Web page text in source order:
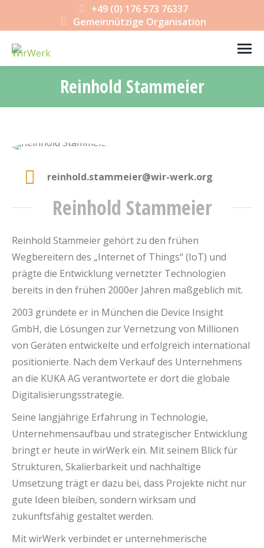
+49 (0) 176 573 76337
Gemeinnützige Organisation
Reinhold Stammeier
Sie befinden sich hier:
reinhold.stammeier@wir-werk.org
Reinhold Stammeier
Reinhold Stammeier gehört zu den frühen
Wegbereitern des „Internet of Things“ (IoT) und
prägte die Entwicklung vernetzter Technologien
bereits in den frühen 2000er Jahren maßgeblich mit.
2003 gründete er in München die Device Insight
GmbH, die Lösungen zur Vernetzung von Millionen
von Geräten entwickelte und erfolgreich international
positionierte. Nach dem Verkauf des Unternehmens
an die KUKA AG verantwortete er dort die globale
Digitalisierungsstrategie.
Seine langjährige Erfahrung in Technologie,
Unternehmensaufbau und strategischer Entwicklung
bringt er heute in wirWerk ein. Mit seinem Blick für
Strukturen, Skalierbarkeit und nachhaltige
Umsetzung trägt er dazu bei, dass Projekte nicht nur
gute Ideen bleiben, sondern wirksam und
zukunftsfähig gestaltet werden.
Mit wirWerk verbindet er unternehmerische